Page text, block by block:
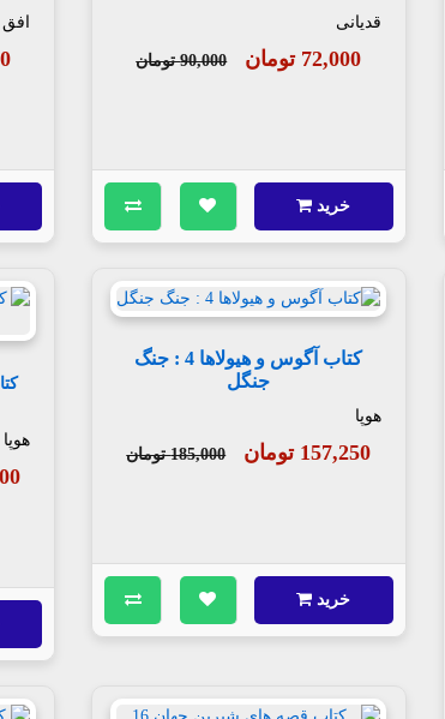
قدیانی
72,000 تومان 90,000 تومان
خرید
افق
کتاب آگوس و هیولاها 4 : جنگ
جنگل
هوپا
157,250 تومان 185,000 تومان
خرید
هوپا